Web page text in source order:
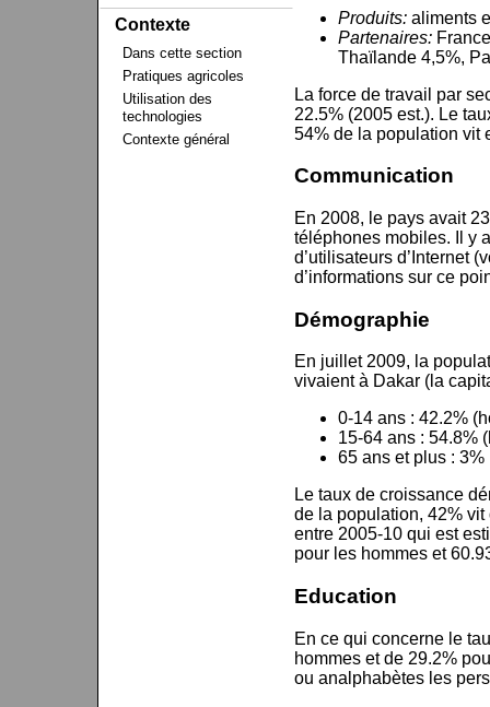
Contexte
Dans cette section
Pratiques agricoles
Utilisation des
technologies
Contexte général
Produits: aliments
Partenaires:
Thaïlande 4,5%,
La force de travail par
22.5% (2005 est.). Le
54% de la population vit
Communication
En 2008, le pays avait
téléphones mobiles. Il y
d’utilisateurs d’Internet
d’informations sur ce
Démographie
En juillet 2009, la
vivaient à Dakar (la
0-14 ans : 42.2%
15-64 ans : 54.8%
65 ans et plus :
Le taux de croissance
de la population, 42%
entre 2005-10 qui est
pour les hommes et
Education
En ce qui concerne le
hommes et de 29.2%
ou analphabètes les